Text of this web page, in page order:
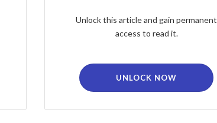
Unlock this article and gain permanent
access to read it.
UNLOCK NOW